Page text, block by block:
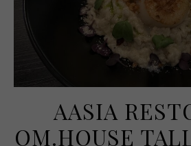
AASIA
OM.HOUSE